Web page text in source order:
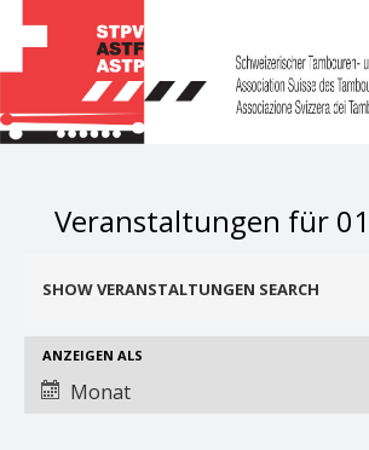
Veranstaltungen für
Search
Views
Navigation
SHOW VERANSTALTUNGEN SEARCH
Veranstaltung
Views
Navigation
ANZEIGEN ALS
Monat